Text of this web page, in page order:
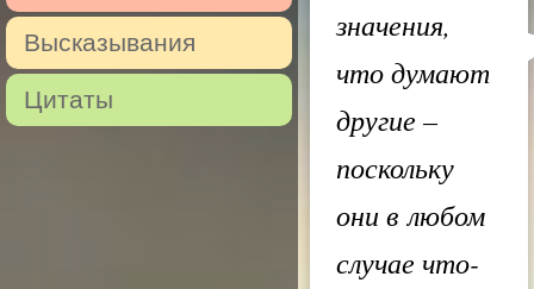
Высказывания
Цитаты
значения,
что думают
другие –
поскольку
они в любом
случае что-